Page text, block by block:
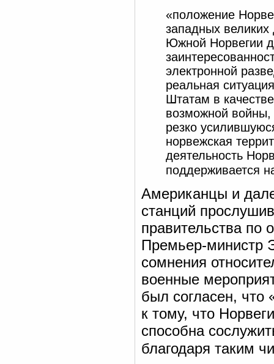
«положение
западных
Южной Норвегии
электронной
реальная
Штатам в
возможной войны,
резко
норвежская
деятельность
поддерживается
Американцы и
станций
правительства по
Премьер-министр
сомнения
военные
был согласен, что
к тому, что
способна
благодаря таким